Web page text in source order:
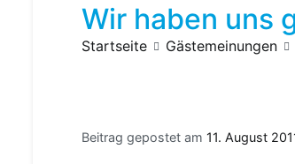
Wir haben uns
Startseite Gästemeinungen
Beitrag gepostet am 11. August